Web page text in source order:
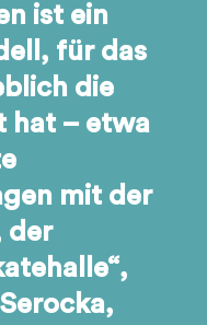
ist ein
für das
die
hat – etwa
mit der
der